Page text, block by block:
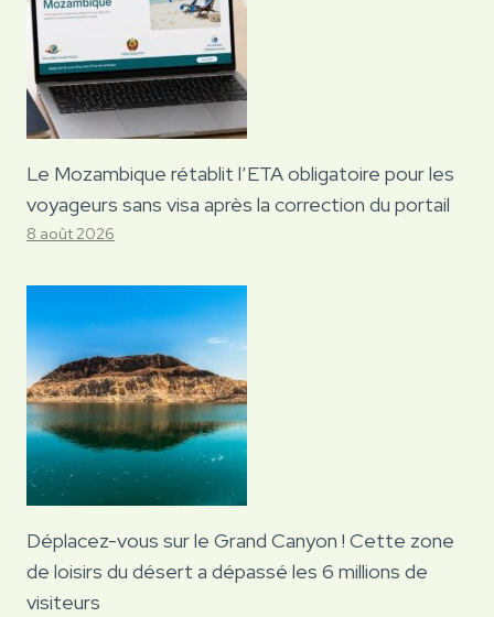
Le Mozambique rétablit l’ETA obligatoire pour les
voyageurs sans visa après la correction du portail
8 août 2026
Déplacez-vous sur le Grand Canyon ! Cette zone
de loisirs du désert a dépassé les 6 millions de
visiteurs